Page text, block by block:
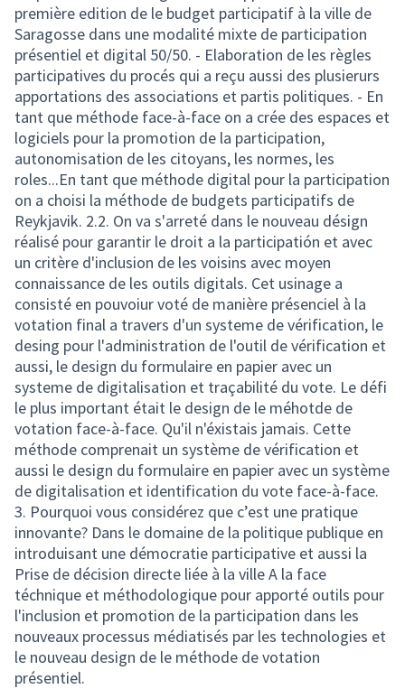
première edition de le budget participatif à la ville de
Saragosse dans une modalité mixte de participation
présentiel et digital 50/50. - Elaboration de les règles
participatives du procés qui a reçu aussi des plusierurs
apportations des associations et partis politiques. - En
tant que méthode face-à-face on a crée des espaces et
logiciels pour la promotion de la participation,
autonomisation de les citoyans, les normes, les
roles...En tant que méthode digital pour la participation
on a choisi la méthode de budgets participatifs de
Reykjavik. 2.2. On va s'arreté dans le nouveau désign
réalisé pour garantir le droit a la participatión et avec
un critère d'inclusion de les voisins avec moyen
connaissance de les outils digitals. Cet usinage a
consisté en pouvoiur voté de manière présenciel à la
votation final a travers d'un systeme de vérification, le
desing pour l'administration de l'outil de vérification et
aussi, le design du formulaire en papier avec un
systeme de digitalisation et traçabilité du vote. Le défi
le plus important était le design de le méhotde de
votation face-à-face. Qu'il n'éxistais jamais. Cette
méthode comprenait un système de vérification et
aussi le design du formulaire en papier avec un système
de digitalisation et identification du vote face-à-face.
3. Pourquoi vous considérez que c’est une pratique
innovante? Dans le domaine de la politique publique en
introduisant une démocratie participative et aussi la
Prise de décision directe liée à la ville A la face
téchnique et méthodologique pour apporté outils pour
l'inclusion et promotion de la participation dans les
nouveaux processus médiatisés par les technologies et
le nouveau design de le méthode de votation
présentiel.